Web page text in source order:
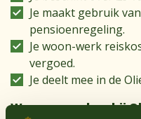
Je maakt gebruik
pensioenregeling.
Je woon-werk
vergoed.
Je deelt mee in de
Waarom werken bij